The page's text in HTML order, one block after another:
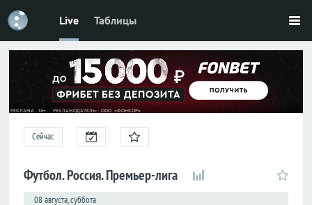
Live Таблицы
Сейчас
Футбол. Россия. Премьер-лига
08 августа, суббота
Футбол
Премьер-
лига
Лига